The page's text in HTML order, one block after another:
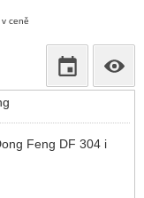
ceně
Feng DF 304 i